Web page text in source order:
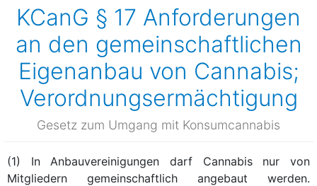
KCanG § 17 Anforderungen
an den gemeinschaftlichen
Eigenanbau von Cannabis;
Verordnungsermächtigung
Gesetz zum Umgang mit Konsumcannabis
(1) In Anbauvereinigungen darf Cannabis nur von
Mitgliedern gemeinschaftlich angebaut werden.